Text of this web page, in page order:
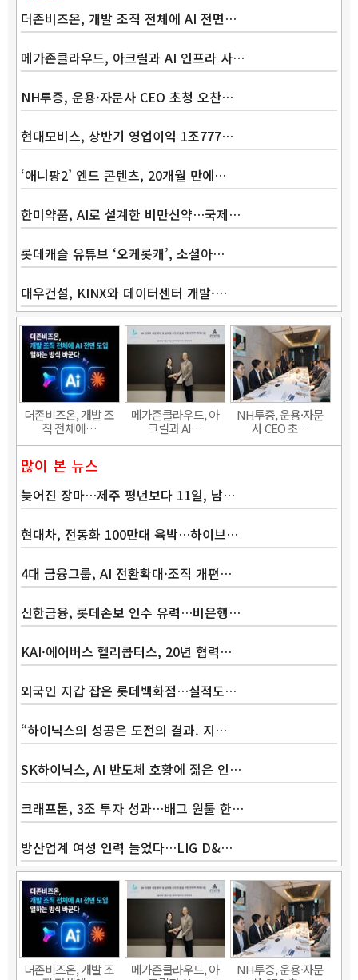
더존비즈온, 개발 조직 전체에 AI 전면…
메가존클라우드, 아크릴과 AI 인프라 사…
NH투증, 운용·자문사 CEO 초청 오찬…
현대모비스, 상반기 영업이익 1조777…
‘애니팡2’ 엔드 콘텐츠, 20개월 만에…
한미약품, AI로 설계한 비만신약…국제…
롯데캐슬 유튜브 ‘오케롯캐’, 소셜아…
대우건설, KINX와 데이터센터 개발·…
더존비즈온, 개발 조
직 전체에…
메가존클라우드, 아
크릴과 AI…
NH투증, 운용·자문
사 CEO 초…
많이 본 뉴스
늦어진 장마…제주 평년보다 11일, 남…
현대차, 전동화 100만대 육박…하이브…
4대 금융그룹, AI 전환확대·조직 개편…
신한금융, 롯데손보 인수 유력…비은행…
KAI·에어버스 헬리콥터스, 20년 협력…
외국인 지갑 잡은 롯데백화점…실적도…
“하이닉스의 성공은 도전의 결과. 지…
SK하이닉스, AI 반도체 호황에 젊은 인…
크래프톤, 3조 투자 성과…배그 원툴 한…
방산업계 여성 인력 늘었다…LIG D&…
더존비즈온, 개발 조
메가존클라우드, 아
NH투증, 운용·자문